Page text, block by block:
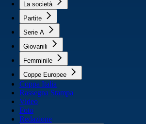
La società
Partite
Serie A
Giovanili
Femminile
Coppe Europee
Coppa Italia
Rassegna Stampa
Video
Foto
Redazione